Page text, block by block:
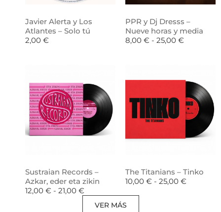
Javier Alerta y Los
Atlantes – Solo tú
2,00 €
PPR y Dj Dresss –
Nueve horas y media
8,00 € - 25,00 €
Sustraian Records –
Azkar, eder eta zikin
12,00 € - 21,00 €
The Titanians – Tinko
10,00 € - 25,00 €
VER MÁS